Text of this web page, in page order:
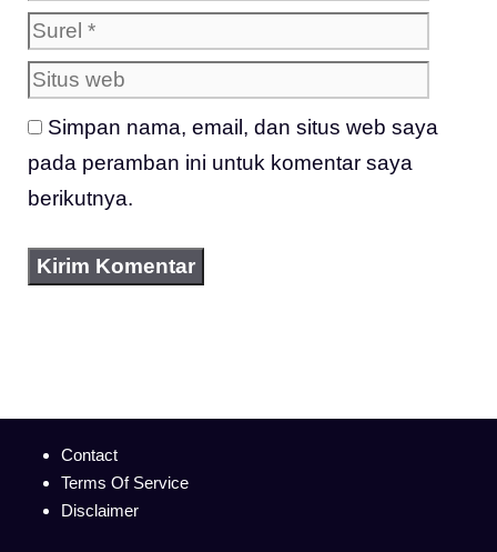
web
Simpan nama, email, dan situs web saya
pada peramban ini untuk komentar saya
berikutnya.
Contact
Terms Of Service
Disclaimer